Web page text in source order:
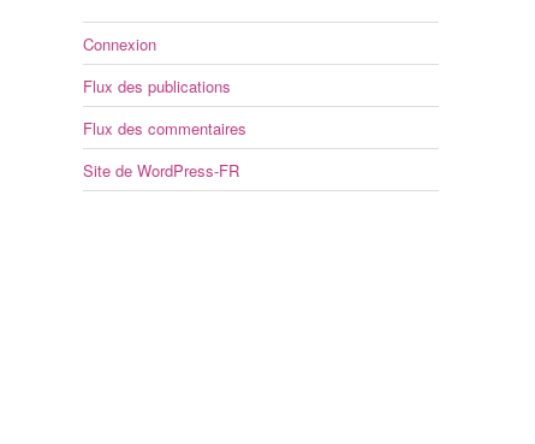
Connexion
Flux des publications
Flux des commentaires
Site de WordPress-FR